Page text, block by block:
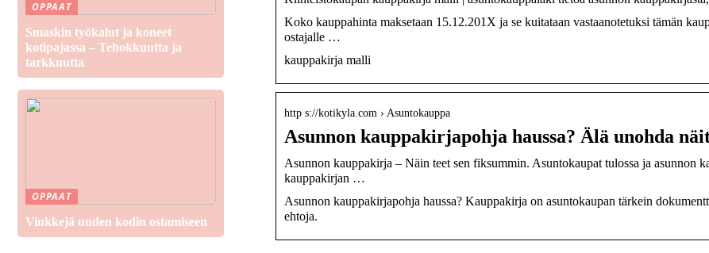
Koko kauppahinta maksetaan 15.12.201X ja se kuitataan vastaanotetuksi tämän
ostajalle …
kauppakirja malli
http s://kotikyla.com › Asuntokauppa
Asunnon kauppakirjapohja haussa? Älä unohda
Asunnon kauppakirja – Näin teet sen fiksummin. Asuntokaupat tulossa ja asunnon
kauppakirjan …
Asunnon kauppakirjapohja haussa? Kauppakirja on asuntokaupan tärkein
ehtoja.
OPPAAT
Smaskin työkalut ja koneet
kotipajassa – Tehokkuutta ja
tarkkuutta
OPPAAT
Vinkkejä uuden kodin ostamiseen